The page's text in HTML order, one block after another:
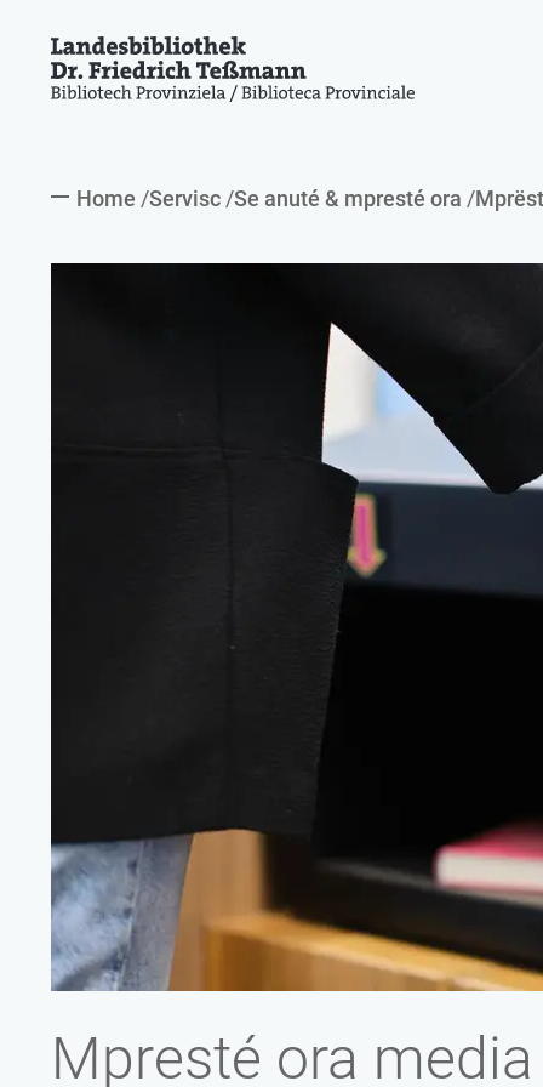
Home Servisc Se anuté & mpresté ora Mprëst
Mpresté ora